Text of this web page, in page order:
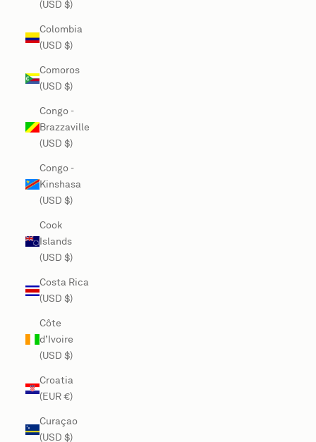
(USD $)
Colombia
(USD $)
Comoros
(USD $)
Congo -
Brazzaville
(USD $)
Congo -
Kinshasa
(USD $)
Cook
Islands
(USD $)
Costa Rica
(USD $)
Côte
d’Ivoire
(USD $)
Croatia
(EUR €)
Curaçao
(USD $)